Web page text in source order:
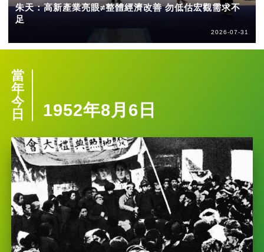
朱天：高新產業亮眼≠整體經濟改善 勿低估宏觀需求不
足
2026-07-31
當
年
今
日
1952年8月6日